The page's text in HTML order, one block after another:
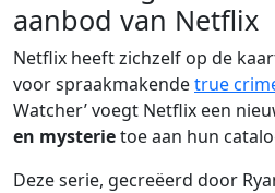
aanbod van Netflix
Netflix heeft zichzelf op de
voor spraakmakendetrue
Watcher’ voegt Netflix een
en mysterietoe aan hun
Deze serie, gecreëerd door